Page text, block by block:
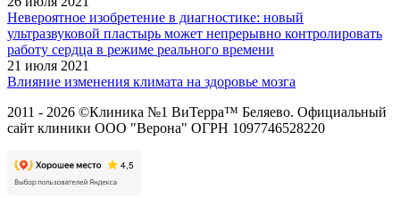
Невероятное изобретение в диагностике: новый
ультразвуковой пластырь может непрерывно контролировать
работу сердца в режиме реального времени
21 июля 2021
Влияние изменения климата на здоровье мозга
2011 - 2026 ©Клиника №1 ВиТерра™ Беляево. Официальный
сайт клиники ООО "Верона" ОГРН 1097746528220